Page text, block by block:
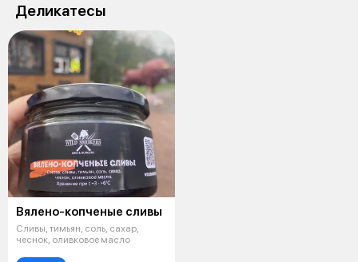
Деликатесы
Вялено-копченые сливы
Сливы, тимьян, соль, сахар,
чеснок, оливковое масло